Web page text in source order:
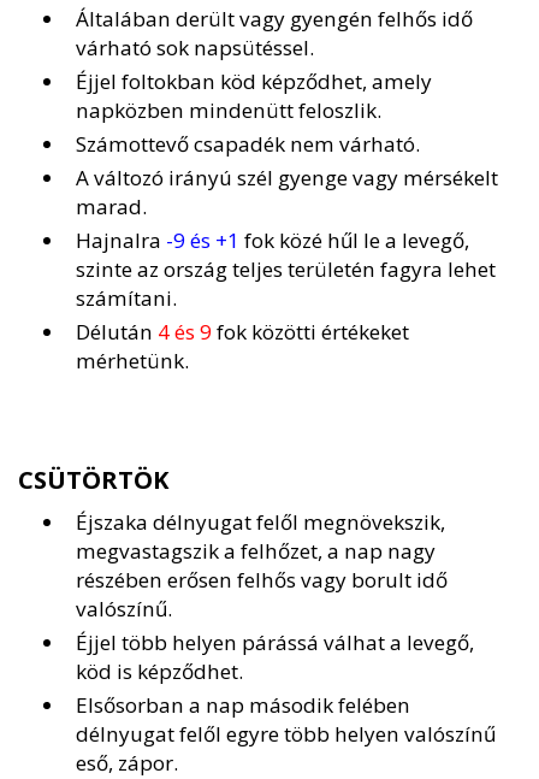
Általában derült vagy gyengén felhős idő
várható sok napsütéssel.
Éjjel foltokban köd képződhet, amely
napközben mindenütt feloszlik.
Számottevő csapadék nem várható.
A változó irányú szél gyenge vagy mérsékelt
marad.
Hajnalra -9 és +1 fok közé hűl le a levegő,
szinte az ország teljes területén fagyra lehet
számítani.
Délután 4 és 9fok közötti értékeket
mérhetünk.
CSÜTÖRTÖK
Éjszaka délnyugat felől megnövekszik,
megvastagszik a felhőzet, a nap nagy
részében erősen felhős vagy borult idő
valószínű.
Éjjel több helyen párássá válhat a levegő,
köd is képződhet.
Elsősorban a nap második felében
délnyugat felől egyre több helyen valószínű
eső, zápor.